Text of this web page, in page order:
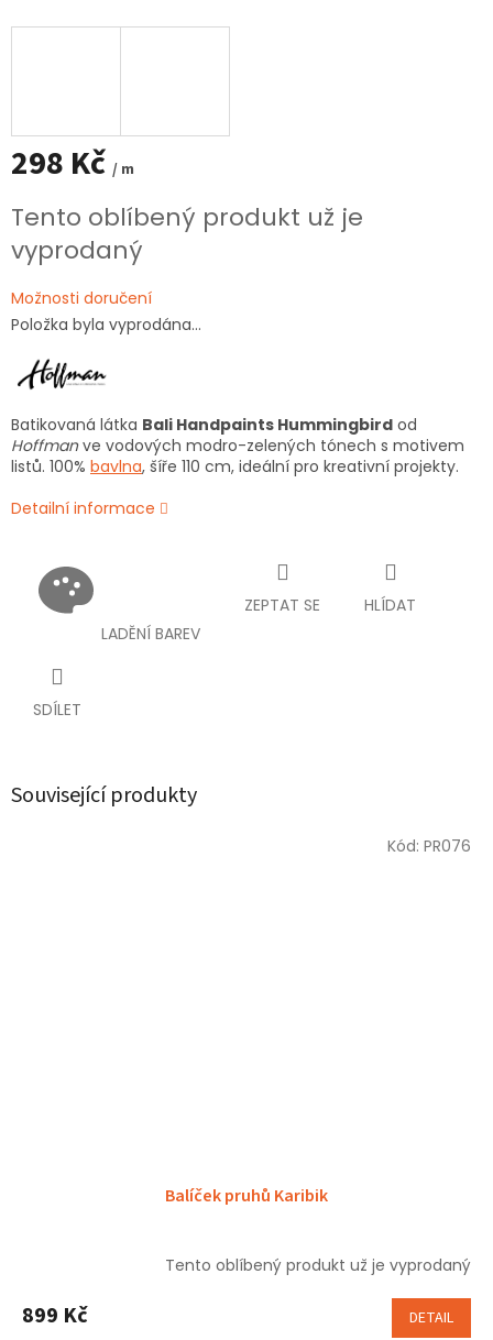
298 Kč / m
cena:
Tento oblíbený produkt už je
vyprodaný
Možnosti doručení
Položka byla vyprodána…
Batikovaná látka Bali Handpaints Hummingbird od
Hoffmanve vodových modro-zelených tónech s motivem
listů. 100% bavlna, šíře 110 cm, ideální pro kreativní projekty.
Detailní informace
LADĚNÍ BAREV
ZEPTAT SE HLÍDAT
SDÍLET
Související produkty
Balíček pruhů Karibik
Tento oblíbený produkt už je vyprodaný
899 Kč DETAIL
Kód: PR076